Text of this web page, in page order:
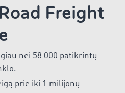
Freight
nei 58 000 patikrintų
prie iki 1 milijonų